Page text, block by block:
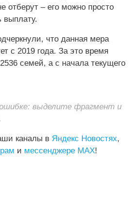
отберут – его можно просто
выплату.
что данная мера
с 2019 года. За это время
семей, а с начала текущего
выделите фрагмент и
каналы в Яндекс Новостях,
и мессенджере MAX!